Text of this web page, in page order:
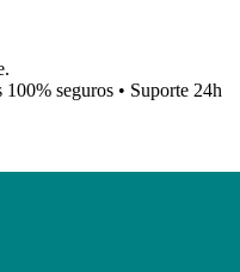
seguros • Suporte 24h